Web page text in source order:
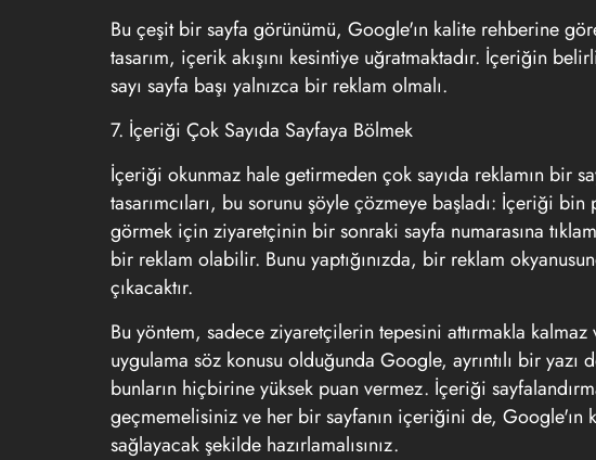
Bu çeşit bir sayfa görünümü, Google'ın kalite rehberine
tasarım, içerik akışını kesintiye uğratmaktadır. İçeriğin
sayı sayfa başı yalnızca bir reklam olmalı.
7. İçeriği Çok Sayıda Sayfaya Bölmek
İçeriği okunmaz hale getirmeden çok sayıda reklamın bir
tasarımcıları, bu sorunu şöyle çözmeye başladı: İçeriği
görmek için ziyaretçinin bir sonraki sayfa numarasına
bir reklam olabilir. Bunu yaptığınızda, bir reklam
çıkacaktır.
Bu yöntem, sadece ziyaretçilerin tepesini attırmakla
uygulama söz konusu olduğunda Google, ayrıntılı bir
bunların hiçbirine yüksek puan vermez. İçeriği
geçmemelisiniz ve her bir sayfanın içeriğini de,
sağlayacak şekilde hazırlamalısınız.